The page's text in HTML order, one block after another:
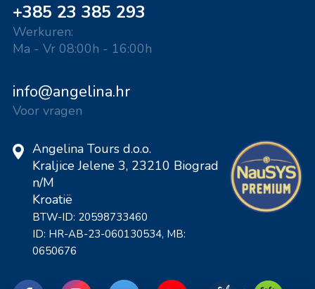
+385 23 385 293
Werkuren:
Ma - Vr 08:00h - 16:00h
info@angelina.hr
Voor vragen
Angelina Tours d.o.o.
Kraljice Jelene 3, 23210 Biograd
n/M
Kroatië
BTW-ID: 20598733460
ID: HR-AB-23-060130534, MB:
0650676